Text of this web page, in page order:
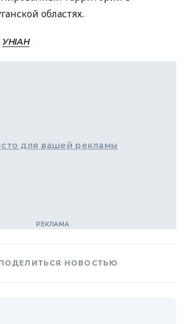
областях.
УНІАН
для вашей рекламы
НОВОСТЬЮ